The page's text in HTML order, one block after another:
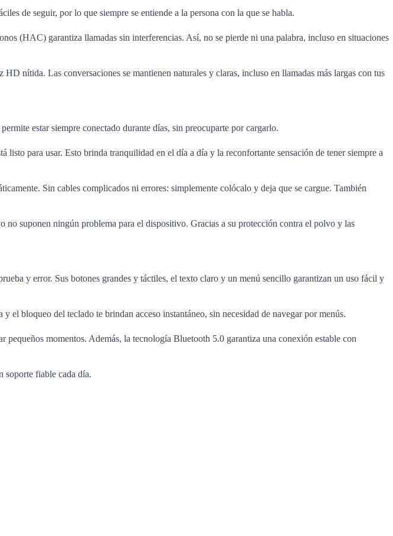
de seguir, por lo que siempre se entiende a la persona con la que se habla.
(HAC) garantiza llamadas sin interferencias. Así, no se pierde ni una palabra, incluso en situaciones
nítida. Las conversaciones se mantienen naturales y claras, incluso en llamadas más largas con tus
estar siempre conectado durante días, sin preocuparte por cargarlo.
para usar. Esto brinda tranquilidad en el día a día y la reconfortante sensación de tener siempre a
Sin cables complicados ni errores: simplemente colócalo y deja que se cargue. También
suponen ningún problema para el dispositivo. Gracias a su protección contra el polvo y las
y error. Sus botones grandes y táctiles, el texto claro y un menú sencillo garantizan un uso fácil y
el bloqueo del teclado te brindan acceso instantáneo, sin necesidad de navegar por menús.
momentos. Además, la tecnología Bluetooth 5.0 garantiza una conexión estable con
soporte fiable cada día.